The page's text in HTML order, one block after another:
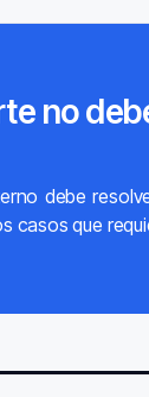
no
debe
casos que